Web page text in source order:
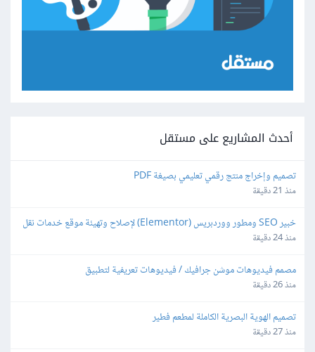
أحدث المشاريع على مستقل
تصميم وإخراج منتج رقمي تعليمي بصيغة PDF
منذ 21 دقيقة
عفش محلي.
منذ 24 دقيقة
مصمم فيديوهات موشن جرافيك / فيديوهات تعريفية لتطبيق
منذ 26 دقيقة
تصميم الهوية البصرية الكاملة لمطعم فطير
منذ 27 دقيقة